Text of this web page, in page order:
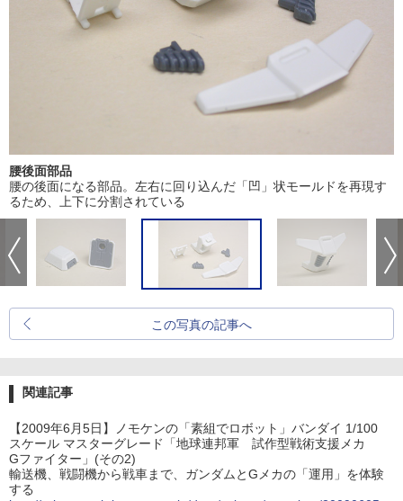
腰後面部品
腰の後面になる部品。左右に回り込んだ「凹」状モールドを再現す
るため、上下に分割されている
この写真の記事へ
関連記事
【2009年6月5日】ノモケンの「素組でロボット」バンダイ 1/100
スケール マスターグレード「地球連邦軍 試作型戦術支援メカ
Gファイター」(その2)
輸送機、戦闘機から戦車まで、ガンダムとGメカの「運用」を体験
する